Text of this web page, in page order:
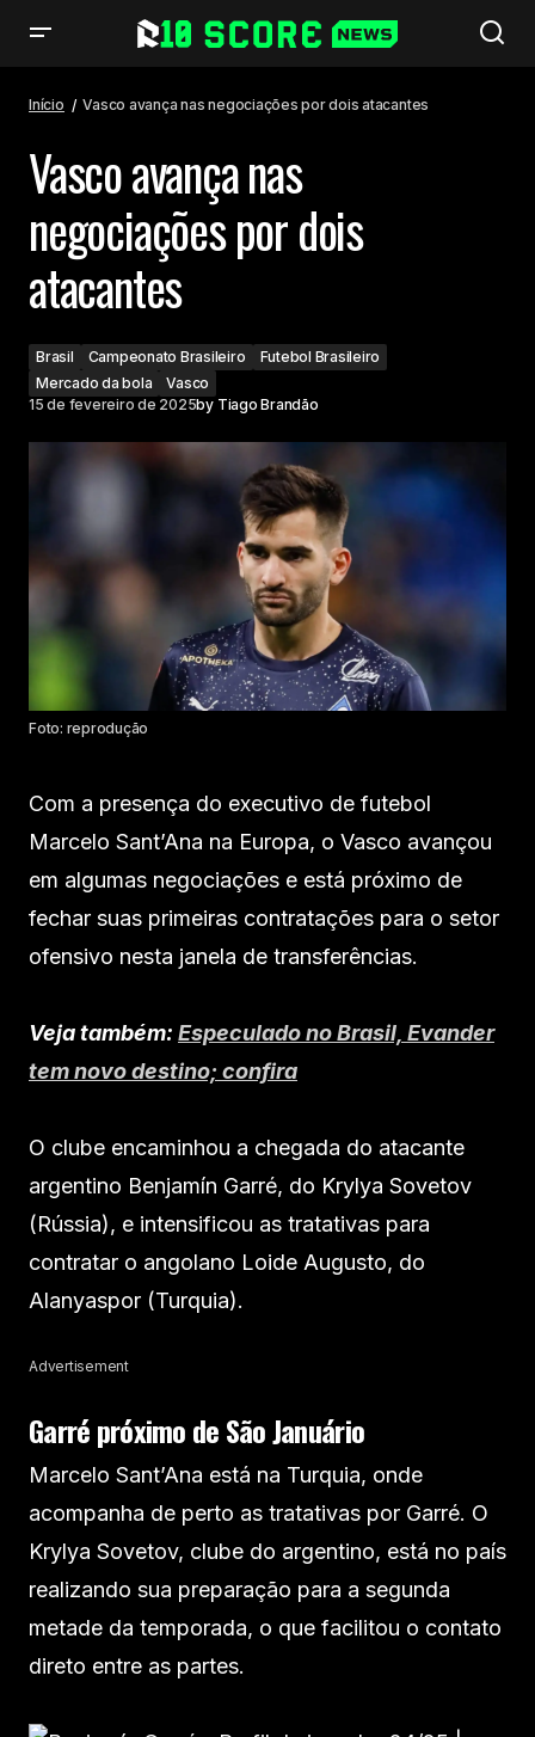
Início Vasco avança nas negociações por dois atacantes
Vasco avança nas
negociações por dois
atacantes
Brasil Campeonato Brasileiro
Futebol Brasileiro
Mercado da bola
Vasco
15 de fevereiro de 2025by Tiago Brandão
Foto: reprodução
Com a presença do executivo de futebol
Marcelo Sant’Ana na Europa, o Vasco avançou
em algumas negociações e está próximo de
fechar suas primeiras contratações para o setor
ofensivo nesta janela de transferências.
Veja também: Especulado no Brasil, Evander
tem novo destino; confira
O clube encaminhou a chegada do atacante
argentino Benjamín Garré, do Krylya Sovetov
(Rússia), e intensificou as tratativas para
contratar o angolano Loide Augusto, do
Alanyaspor (Turquia).
Advertisement
Garré próximo de São Januário
Marcelo Sant’Ana está na Turquia, onde
acompanha de perto as tratativas por Garré. O
Krylya Sovetov, clube do argentino, está no país
realizando sua preparação para a segunda
metade da temporada, o que facilitou o contato
direto entre as partes.